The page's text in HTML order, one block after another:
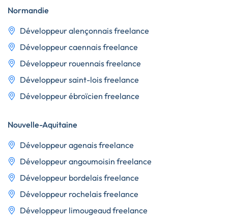
Normandie
Développeur alençonnais freelance
Développeur caennais freelance
Développeur rouennais freelance
Développeur saint-lois freelance
Développeur ébroïcien freelance
Nouvelle-Aquitaine
Développeur agenais freelance
Développeur angoumoisin freelance
Développeur bordelais freelance
Développeur rochelais freelance
Développeur limougeaud freelance